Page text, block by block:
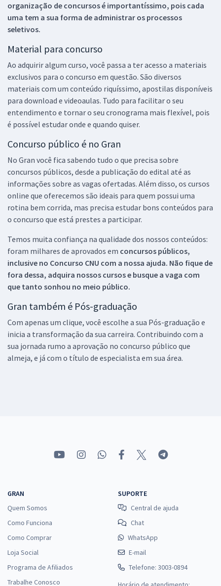
organização de concursos é importantíssimo, pois cada
uma tem a sua forma de administrar os processos
seletivos.
Material para concurso
Ao adquirir algum curso, você passa a ter acesso a materiais
exclusivos para o concurso em questão. São diversos
materiais com um conteúdo riquíssimo, apostilas disponíveis
para download e videoaulas. Tudo para facilitar o seu
entendimento e tornar o seu cronograma mais flexível, pois
é possível estudar onde e quando quiser.
Concurso público é no Gran
No Gran você fica sabendo tudo o que precisa sobre
concursos públicos, desde a publicação do edital até as
informações sobre as vagas ofertadas. Além disso, os cursos
online que oferecemos são ideais para quem possui uma
rotina bem corrida, mas precisa estudar bons conteúdos para
o concurso que está prestes a participar.
Temos muita confiança na qualidade dos nossos conteúdos:
foram milhares de aprovados em concursos públicos,
inclusive no Concurso CNU com a nossa ajuda. Não fique de
fora dessa, adquira nossos cursos e busque a vaga com
que tanto sonhou no meio público.
Gran também é Pós-graduação
Com apenas um clique, você escolhe a sua Pós-graduação e
inicia a transformação da sua carreira. Contribuindo com a
sua jornada rumo a aprovação no concurso público que
almeja, e já com o título de especialista em sua área.
GRAN
Quem Somos
Como Funciona
Como Comprar
Loja Social
Programa de Afiliados
Trabalhe Conosco
SUPORTE
Central de ajuda
Chat
WhatsApp
E-mail
Telefone: 3003-0894